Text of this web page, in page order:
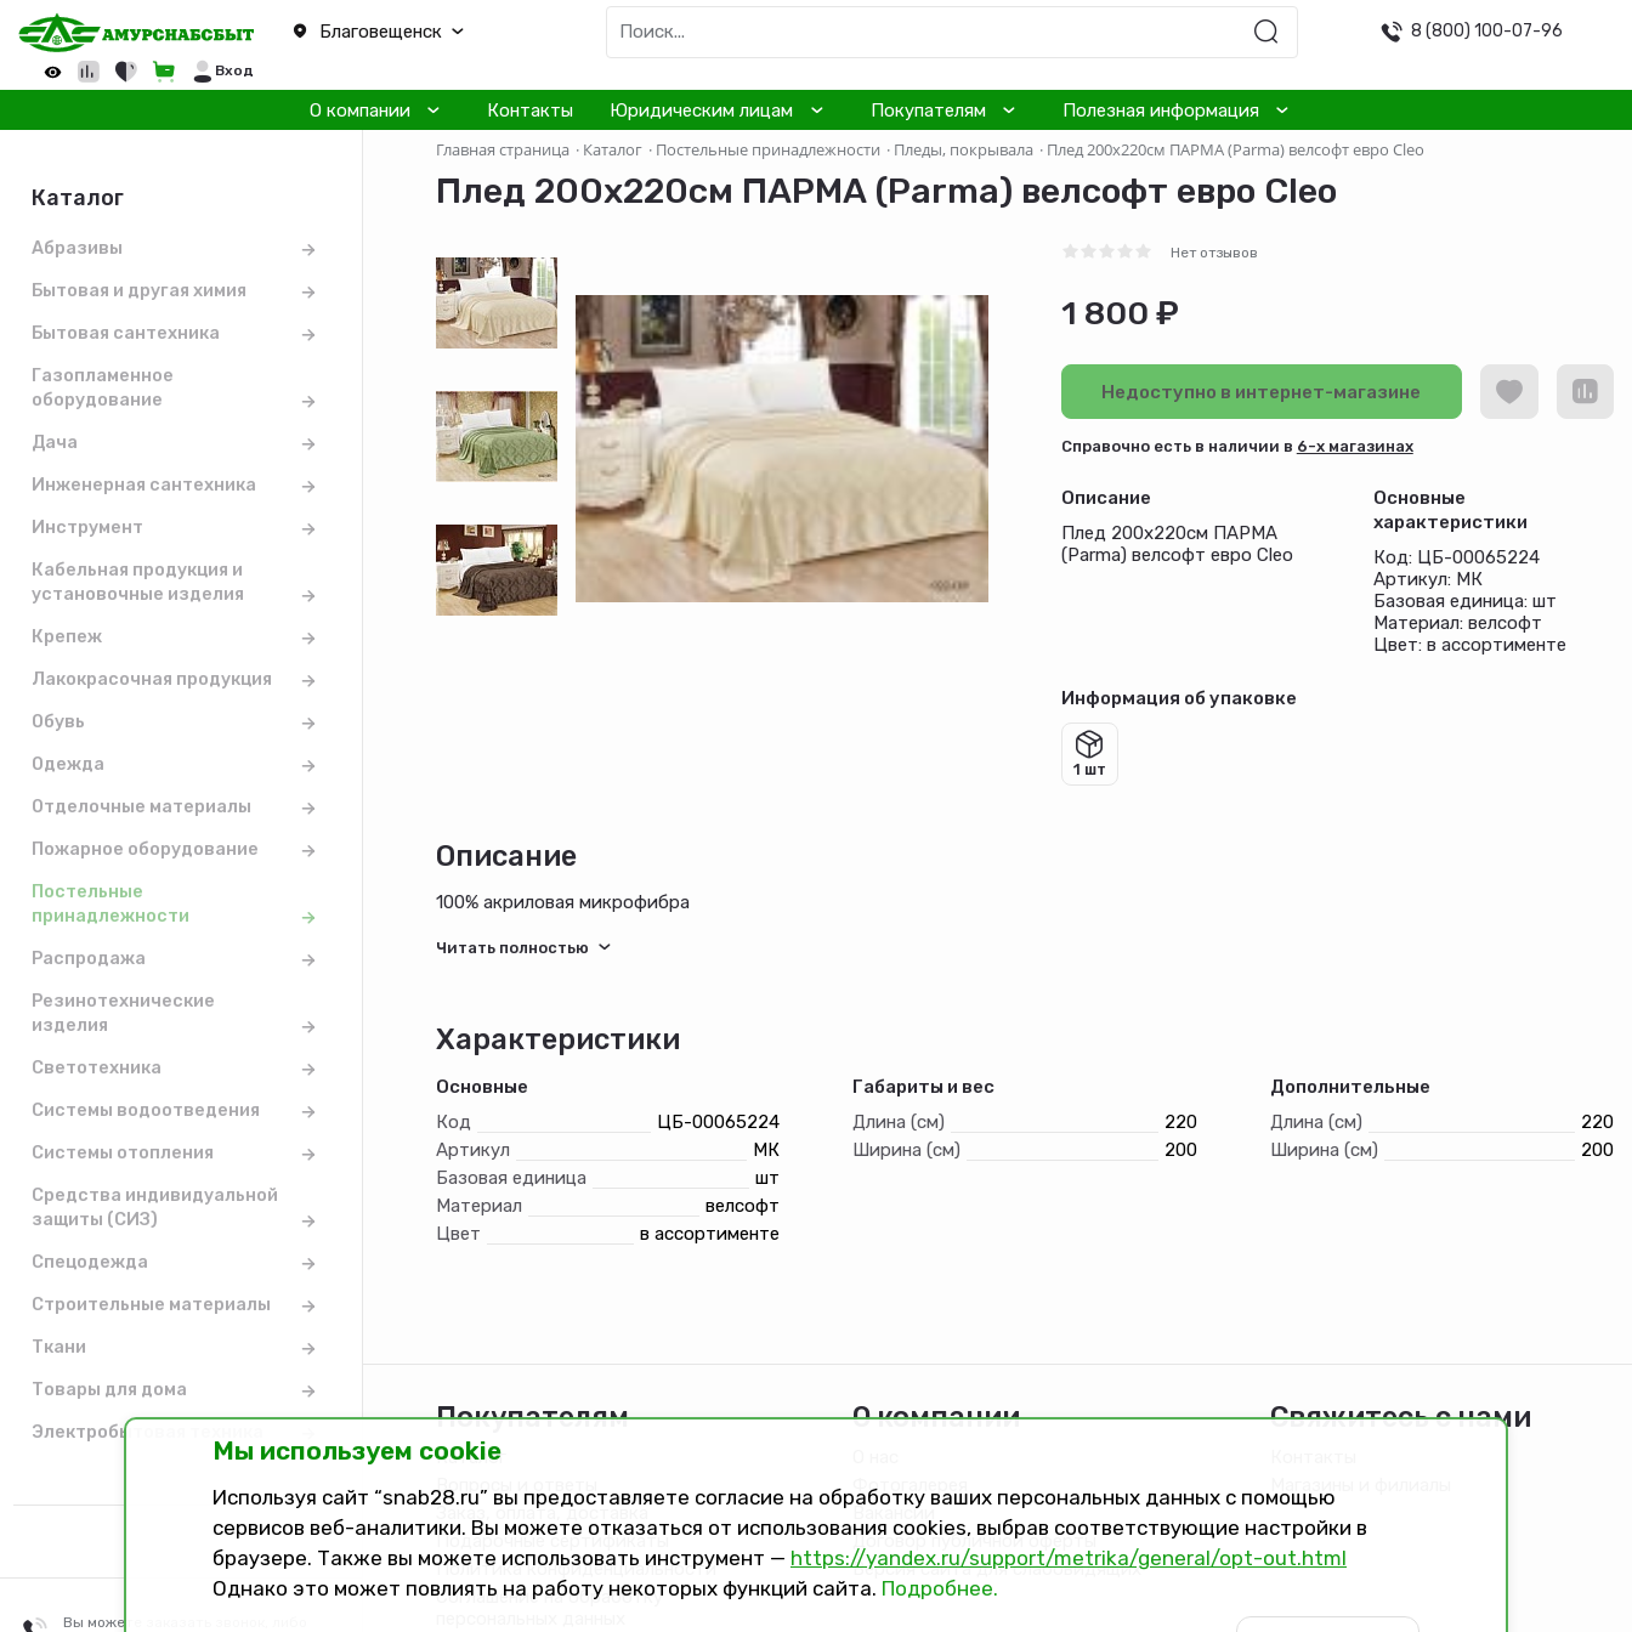
Благовещенск 8 (800) 100-07-96
Вход
О компании Контакты Юридическим лицам Покупателям Полезная информация
Каталог
Абразивы
Бытовая и другая химия
Бытовая сантехника
Газопламенное
оборудование
Дача
Инженерная сантехника
Инструмент
Кабельная продукция и
установочные изделия
Крепеж
Лакокрасочная продукция
Обувь
Одежда
Отделочные материалы
Пожарное оборудование
Постельные
принадлежности
Распродажа
Резинотехнические
изделия
Светотехника
Системы водоотведения
Системы отопления
Средства индивидуальной
защиты (СИЗ)
Спецодежда
Строительные материалы
Ткани
Товары для дома
Электробытовая техника
Вы можете заказать звонок, либо
Главная страница · Каталог · Постельные принадлежности · Пледы, покрывала · Плед 200х220см ПАРМА (Parma) велсофт евро Cleo
Плед 200х220см ПАРМА (Parma) велсофт евро Cleo
Нет отзывов
1 800 ₽
Недоступно в интернет-магазине
Cправочно есть в наличии в 6-х магазинах
Описание
Плед 200х220см ПАРМА
(Parma) велсофт евро Cleo
Основные
характеристики
Код: ЦБ-00065224
Артикул: МК
Базовая единица: шт
Материал: велсофт
Цвет: в ассортименте
Информация об упаковке
1 шт
Описание
100% акриловая микрофибра
Характеристики
Основные
Код
ЦБ-00065224
Артикул
МК
Базовая единица
шт
Материал
велсофт
Цвет
в ассортименте
Габариты и вес
Длина (см)
220
Ширина (см)
200
Дополнительные
Длина (см)
220
Ширина (см)
200
Покупателям
Каталог
Заказ, оплата, доставка
Подарочные сертификаты
Политика конфиденциальности
Соглашение на обработку
О компании
Фотогалерея
Вакансии
Договор публичной оферты
Версия сайта для слабовидящих
Свяжитесь с нами
Мы используем cookie
Используя сайт “snab28.ru” вы предоставляете согласие на обработку ваших персональных данных с помощью
сервисов веб-аналитики. Вы можете отказаться от использования cookies, выбрав соответствующие настройки в
браузере. Также вы можете использовать инструмент — https://yandex.ru/support/metrika/general/opt-out.html
Однако это может повлиять на работу некоторых функций сайта. Подробнее.